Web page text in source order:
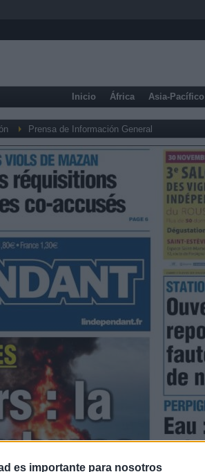
es importante para nosotros
Inicio África Asia-Pacífico
Prensa de Información General